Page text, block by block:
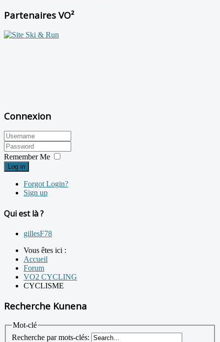
Partenaires VO²
Connexion
Remember Me
Log in
Forgot Login?
Sign up
Qui est là ?
gillesF78
Vous êtes ici :
Accueil
Forum
VO2 CYCLING
CYCLISME
Recherche Kunena
Mot-clé
Recherche par mots-clés: